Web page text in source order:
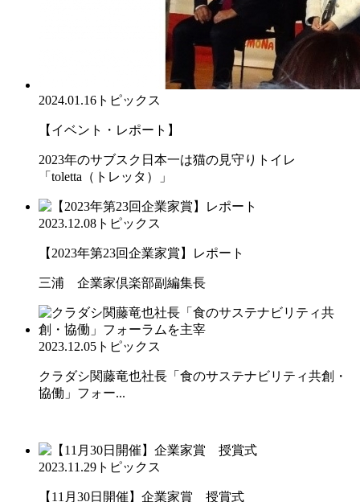
2024.01.16 トピックス
【イベント・レポート】
2023年のサブスク日本一は猫の見守りトイレ
「toletta（トレッタ）」
2023.12.08 トピックス
【2023年第23回企業家賞】レポート
三浦 企業家倶楽部副編集長
2023.12.05 トピックス
クラダシ関藤竜也社長「食のサステナビリティ共創・
協働」フォー...
2023.11.29 トピックス
【11月30日開催】企業家賞 授賞式